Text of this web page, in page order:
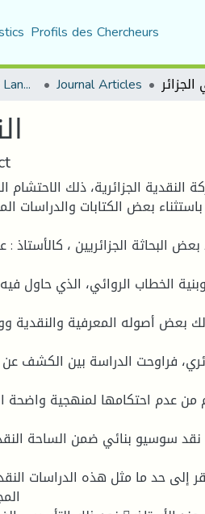
Profils des Chercheurs
Department of Arabic Language and Literature Journal Articles
الجزائرية، ذلك الاحتشام
بعض الكتابات والدراسات
البحاثة الجزائريين ، كالأستاذ :
الخطاب الروائي، الذي حاول
بعض أصوله المعرفية والنقدية
فراوحت الدراسة بين الكشف
من عدم احتكامها لمنهجية واضحة
سوسيو بنائي ضمن الساحة
إلى حد ما مثل هذه الدراسات